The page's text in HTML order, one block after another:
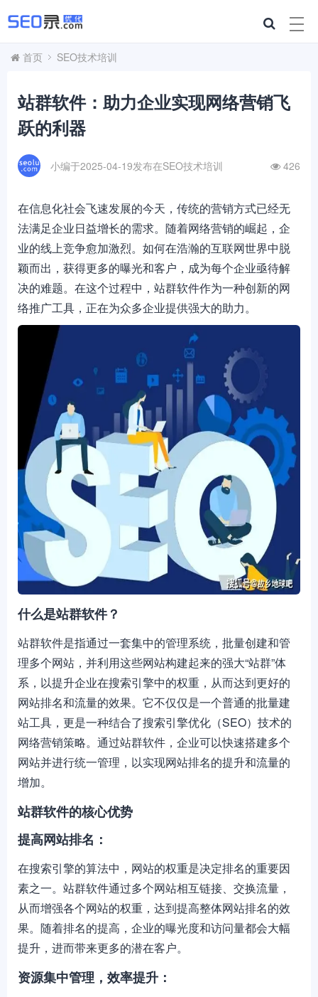
首页 SEO技术培训
站群软件：助力企业实现网络营销飞
跃的利器
小编于2025-04-19发布在SEO技术培训 426
在信息化社会飞速发展的今天，传统的营销方式已经无
法满足企业日益增长的需求。随着网络营销的崛起，企
业的线上竞争愈加激烈。如何在浩瀚的互联网世界中脱
颖而出，获得更多的曝光和客户，成为每个企业亟待解
决的难题。在这个过程中，站群软件作为一种创新的网
络推广工具，正在为众多企业提供强大的助力。
什么是站群软件？
站群软件是指通过一套集中的管理系统，批量创建和管
理多个网站，并利用这些网站构建起来的强大“站群”体
系，以提升企业在搜索引擎中的权重，从而达到更好的
网站排名和流量的效果。它不仅仅是一个普通的批量建
站工具，更是一种结合了搜索引擎优化（SEO）技术的
网络营销策略。通过站群软件，企业可以快速搭建多个
网站并进行统一管理，以实现网站排名的提升和流量的
增加。
站群软件的核心优势
提高网站排名：
在搜索引擎的算法中，网站的权重是决定排名的重要因
素之一。站群软件通过多个网站相互链接、交换流量，
从而增强各个网站的权重，达到提高整体网站排名的效
果。随着排名的提高，企业的曝光度和访问量都会大幅
提升，进而带来更多的潜在客户。
资源集中管理，效率提升：